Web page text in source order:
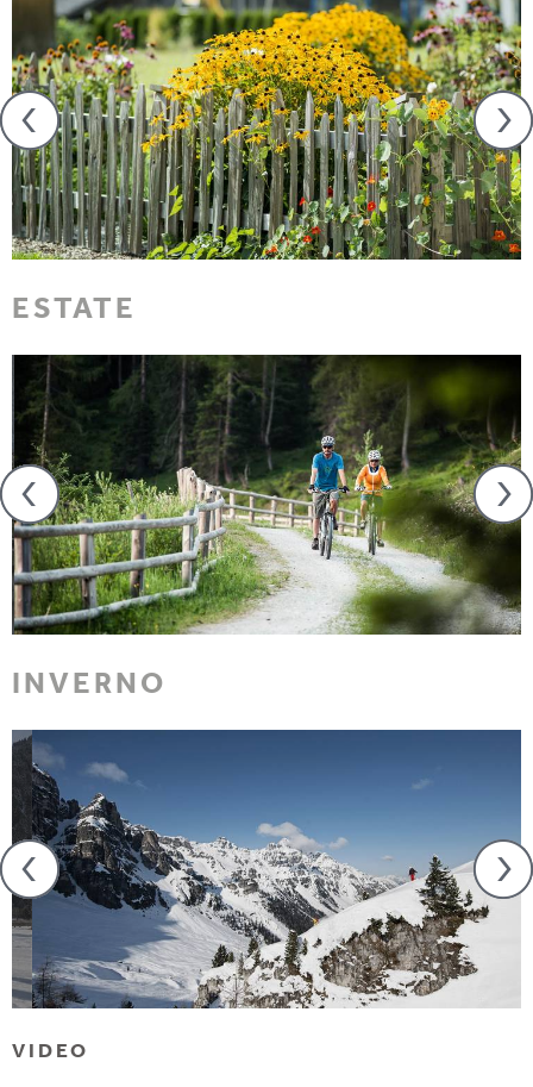
ESTATE
INVERNO
VIDEO